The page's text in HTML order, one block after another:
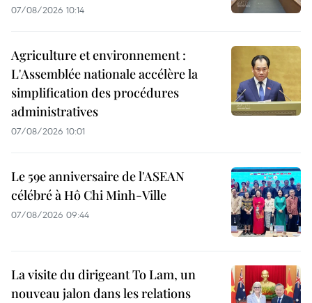
07/08/2026 10:14
Agriculture et environnement :
L'Assemblée nationale accélère la
simplification des procédures
administratives
07/08/2026 10:01
Le 59e anniversaire de l'ASEAN
célébré à Hô Chi Minh-Ville
07/08/2026 09:44
La visite du dirigeant To Lam, un
nouveau jalon dans les relations